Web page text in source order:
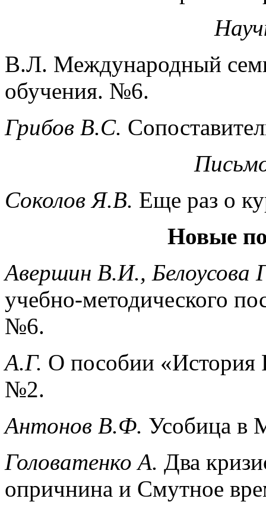
В.Л. Международный
обучения. №6.
Грибов В.С.
Соколов Я.В. Еще раз о
Новые
Авершин В.И., Белоусова
учебно-методического
№6.
А.Г. О пособии «История
№2.
Антонов В.Ф. Усобица в
Головатенко А. Два
опричнина и Смутное